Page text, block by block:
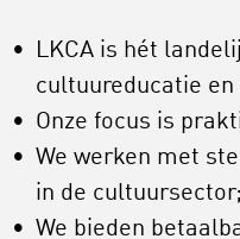
LKCA is hét
cultuureducatie
Onze focus is
We werken met
in de cultuursector;
We bieden